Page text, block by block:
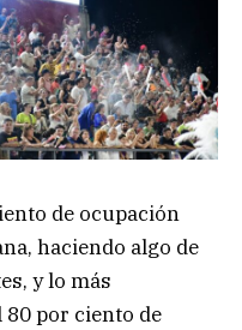
de ocupación
haciendo algo de
y lo más
por ciento de